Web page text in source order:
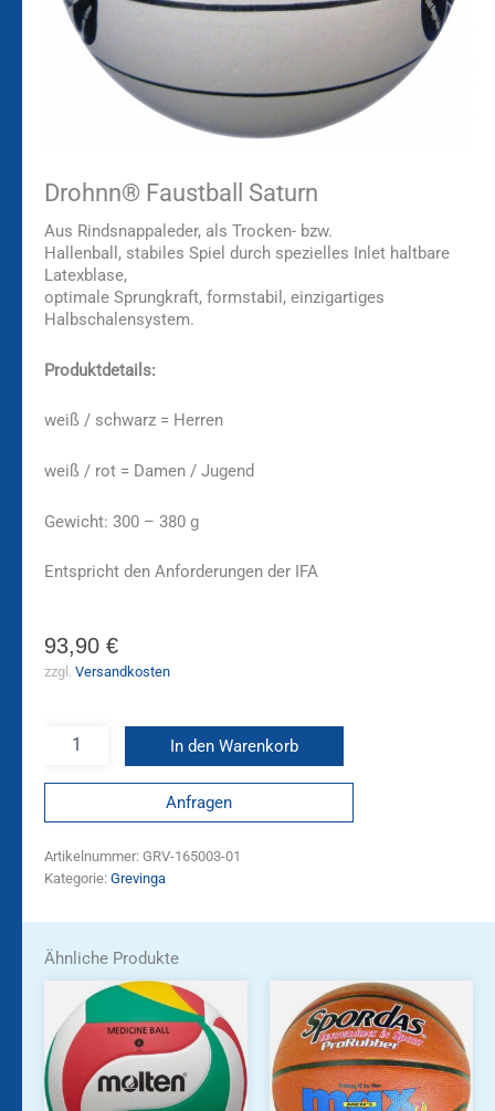
Drohnn® Faustball Saturn
Aus Rindsnappaleder, als Trocken- bzw.
Hallenball, stabiles Spiel durch spezielles Inlet haltbare
Latexblase,
optimale Sprungkraft, formstabil, einzigartiges
Halbschalensystem.
Produktdetails:
weiß / schwarz = Herren
weiß / rot = Damen / Jugend
Gewicht: 300 – 380 g
Entspricht den Anforderungen der IFA
93,90 €
zzgl. Versandkosten
In den Warenkorb
Anfragen
Artikelnummer: GRV-165003-01
Kategorie: Grevinga
Ähnliche Produkte